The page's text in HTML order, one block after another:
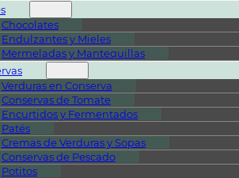
Chocolates
Endulzantes y Mieles
Mermeladas y Mantequillas
Verduras en Conserva
Conservas de Tomate
Encurtidos y Fermentados
Patés
Cremas de Verduras y Sopas
Conservas de Pescado
Potitos